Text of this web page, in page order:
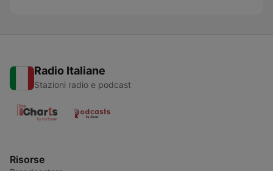
Radio Italiane
Stazioni radio e podcast
Risorse